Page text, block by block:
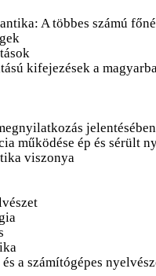
A többes számú
kifejezések a
jelentésében
működése ép és sérült
viszonya
a számítógépes